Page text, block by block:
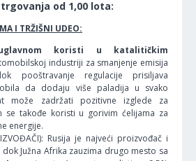
od 1,00 lota:
I TRŽIŠNI UDEO:
koristi u katalitičkim
industriji za smanjenje emisija
pooštravanje regulacije prisiljava
da dodaju više paladija u svako
može zadržati pozitivne izglede za
se takođe koristi u gorivim ćelijama za
energije.
Rusija je najveći proizvođač i
Južna Afrika zauzima drugo mesto sa